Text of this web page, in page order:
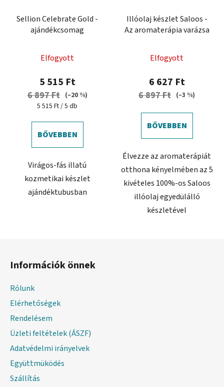
Sellion Celebrate Gold -
ajándékcsomag
Elfogyott
5 515 Ft
6 897 Ft
(–20 %)
Egységár:
5 515 Ft / 5 db
BŐVEBBEN
Virágos-fás illatú
kozmetikai készlet
ajándéktubusban
Illóolaj készlet Saloos -
Az aromaterápia varázsa
Elfogyott
6 627 Ft
6 897 Ft (–3 %)
BŐVEBBEN
Élvezze az aromaterápiát
otthona kényelmében az 5
kivételes 100%-os Saloos
illóolaj egyedülálló
készletével
Információk önnek
Rólunk
Elérhetőségek
Rendelésem
Üzleti feltételek (ÁSZF)
Adatvédelmi irányelvek
Együttmüködés
Szállítás